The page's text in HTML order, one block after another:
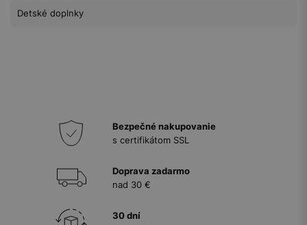
Detské doplnky
Bezpečné nakupovanie
s certifikátom SSL
Doprava zadarmo
nad 30 €
30 dní